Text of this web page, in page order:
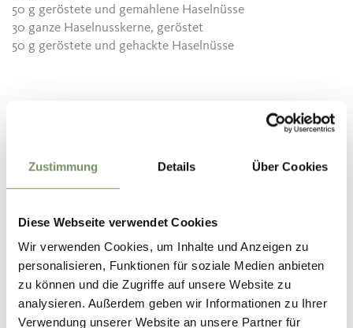
Zustimmung Details Über Cookies
Diese Webseite verwendet Cookies
Wir verwenden Cookies, um Inhalte und Anzeigen zu
personalisieren, Funktionen für soziale Medien anbieten
zu können und die Zugriffe auf unsere Website zu
analysieren. Außerdem geben wir Informationen zu Ihrer
Verwendung unserer Website an unsere Partner für
50 g geröstete und gemahlene Haselnüsse
30 ganze Haselnusskerne, geröstet
50 g geröstete und gehackte Haselnüsse
langsam im Wasserbad schmelzen. Die Schüssel aus dem
Wasserbad nehmen, leicht abkühlen lassen und die Butter
für etwa 2-3 Stunden im Kühlschrank fest werden lassen.
Die Hände mit kaltem Wasser leicht anfeuchten und aus der
Masse mundgerechte Kugeln formen, in jede einzelne
Praline eine ganze Haselnuss eindrücken und fertig-rund-
rollen.